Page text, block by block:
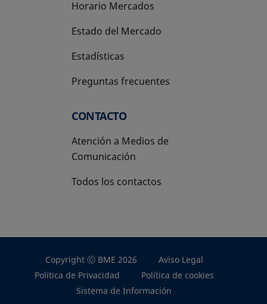
Horario Mercados
Estado del Mercado
Estadísticas
Preguntas frecuentes
CONTACTO
Atención a Medios de
Comunicación
Todos los contactos
Copyright Ⓒ BME 2026
Aviso Legal
Politica de Privacidad
Política de cookies
Sistema de Información